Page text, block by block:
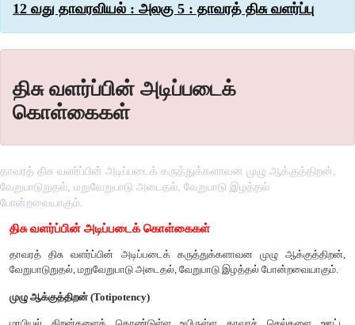
12 வது தாவரவியல் : அலகு 5 : தாவரத் திசு வளர்ப்பு
திசு வளர்ப்பின் அடிப்படைக்
கொள்கைகள்
தாவரத் திசு வளர்ப்பின் அடிப்படைக் கருத்துக்களாவன முழு ஆக்குத்திறன்,
வேறுபாடுறுதல், மறுவேறுபாடு அடைதல், வேறுபாடு இழத்தல்
போன்றவையாகும்.